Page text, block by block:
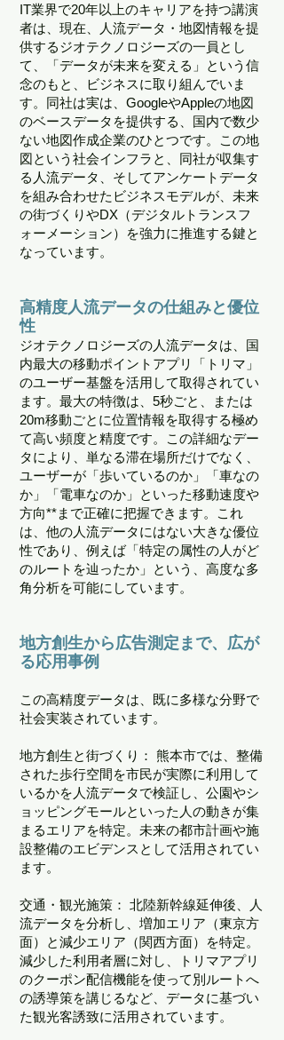
IT業界で20年以上のキャリアを持つ講演
者は、現在、人流データ・地図情報を提
供するジオテクノロジーズの一員とし
て、「データが未来を変える」という信
念のもと、ビジネスに取り組んでいま
す。同社は実は、GoogleやAppleの地図
のベースデータを提供する、国内で数少
ない地図作成企業のひとつです。この地
図という社会インフラと、同社が収集す
る人流データ、そしてアンケートデータ
を組み合わせたビジネスモデルが、未来
の街づくりやDX（デジタルトランスフ
ォーメーション）を強力に推進する鍵と
なっています。
高精度人流データの仕組みと優位
性
ジオテクノロジーズの人流データは、国
内最大の移動ポイントアプリ「トリマ」
のユーザー基盤を活用して取得されてい
ます。最大の特徴は、5秒ごと、または
20m移動ごとに位置情報を取得する極め
て高い頻度と精度です。この詳細なデー
タにより、単なる滞在場所だけでなく、
ユーザーが「歩いているのか」「車なの
か」「電車なのか」といった移動速度や
方向**まで正確に把握できます。これ
は、他の人流データにはない大きな優位
性であり、例えば「特定の属性の人がど
のルートを辿ったか」という、高度な多
角分析を可能にしています。
地方創生から広告測定まで、広が
る応用事例
この高精度データは、既に多様な分野で
社会実装されています。
地方創生と街づくり： 熊本市では、整備
された歩行空間を市民が実際に利用して
いるかを人流データで検証し、公園やシ
ョッピングモールといった人の動きが集
まるエリアを特定。未来の都市計画や施
設整備のエビデンスとして活用されてい
ます。
交通・観光施策： 北陸新幹線延伸後、人
流データを分析し、増加エリア（東京方
面）と減少エリア（関西方面）を特定。
減少した利用者層に対し、トリマアプリ
のクーポン配信機能を使って別ルートへ
の誘導策を講じるなど、データに基づい
た観光客誘致に活用されています。